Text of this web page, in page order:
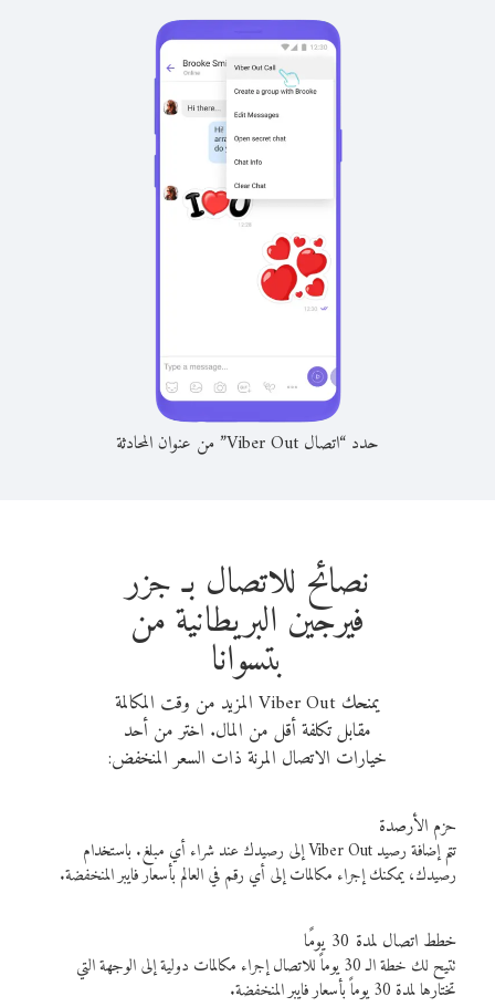
حدد “اتصال Viber Out” من عنوان المحادثة
نصائح للاتصال بـ جزر
فيرجين البريطانية من
بتسوانا
يمنحك Viber Out المزيد من وقت المكالمة
مقابل تكلفة أقل من المال. اختر من أحد
خيارات الاتصال المرنة ذات السعر المنخفض:
حزم الأرصدة
تتم إضافة رصيد Viber Out إلى رصيدك عند شراء أي مبلغ. باستخدام
رصيدك، يمكنك إجراء مكالمات إلى أي رقم في العالم بأسعار فايبر المنخفضة.
خطط اتصال لمدة 30 يومًا
تتيح لك خطة الـ 30 يوماً للاتصال إجراء مكالمات دولية إلى الوجهة التي
تختارها لمدة 30 يوماً بأسعار فايبر المنخفضة.